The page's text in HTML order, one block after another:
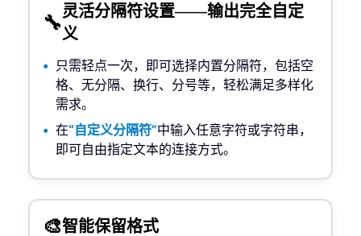
🔧灵活分隔符设置——输出完全自定
义
只需轻点一次，即可选择内置分隔符，包括空
格、无分隔、换行、分号等，轻松满足多样化
需求。
在“自定义分隔符”中输入任意字符或字符串，
即可自由指定文本的连接方式。
🎨智能保留格式